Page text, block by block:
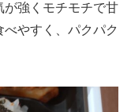
が強くモチモチで甘
やすく、パクパク